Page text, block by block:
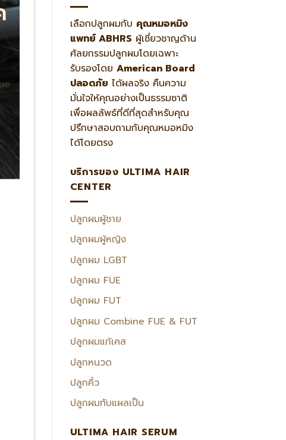
เลือกปลูกผมกับ คุณหมอหมิง
แพทย์ ABHRS ผู้เชี่ยวชาญด้าน
ศัลยกรรมปลูกผมโดยเฉพาะ
รับรองโดย American Board
ปลอดภัย ได้ผลจริง คืนความ
มั่นใจให้คุณอย่างเป็นธรรมชาติ
เพื่อผลลัพธ์ที่ดีที่สุดสำหรับคุณ
ปรึกษาสอบถามกับคุณหมอหมิง
ได้โดยตรง
บริการของ ULTIMA HAIR
CENTER
ปลูกผมผู้ชาย
ปลูกผมผู้หญิง
ปลูกผม LGBT
ปลูกผม FUE
ปลูกผม FUT
ปลูกผม Combine FUE & FUT
ปลูกผมแก้เคส
ปลูกหนวด
ปลูกคิ้ว
ปลูกผมทับแผลเป็น
ULTIMA HAIR SERUM